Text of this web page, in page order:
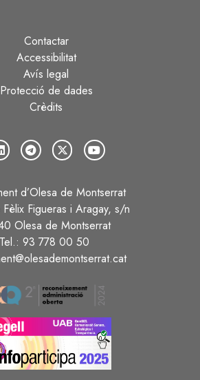
Contactar
Accessibilitat
Avís legal
Protecció de dades
Crèdits
d’Olesa de Montserrat
Figueras i Aragay, s/n
Olesa de Montserrat
Tel.: 93 778 00 50